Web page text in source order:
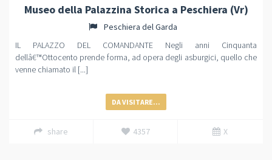
Museo della Palazzina Storica a Peschiera (Vr)
Peschiera del Garda
IL PALAZZO DEL COMANDANTE Negli anni Cinquanta
dellâ€™Ottocento prende forma, ad opera degli asburgici, quello che
venne chiamato il [...]
DA VISITARE...
share 4357 X